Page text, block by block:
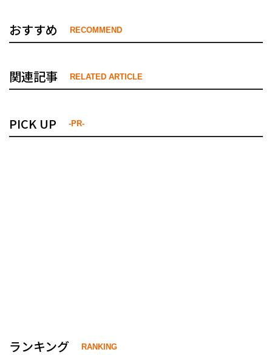
おすすめ RECOMMEND
関連記事 RELATED ARTICLE
PICK UP -PR-
ランキング RANKING